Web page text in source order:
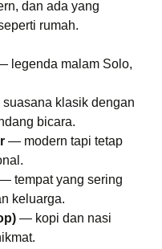
dan ada yang
rumah.
legenda malam Solo,
klasik dengan
bicara.
— modern tapi tetap
tempat yang sering
keluarga.
— kopi dan nasi